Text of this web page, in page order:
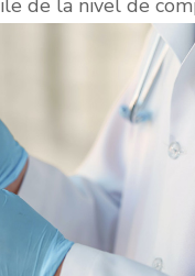
de la nivel de